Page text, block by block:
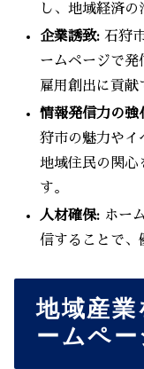
し、地域経済の
企業誘致: 石狩
ームページで発
雇用創出に貢献
情報発信力の強
狩市の魅力やイ
地域住民の関心
す。
人材確保: ホー
信することで、
地域産
ームペ